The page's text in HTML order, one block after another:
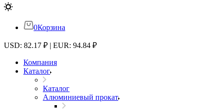
0Корзина
USD: 82.17 ₽ | EUR: 94.84 ₽
Компания
Каталог
Каталог
Алюминиевый прокат